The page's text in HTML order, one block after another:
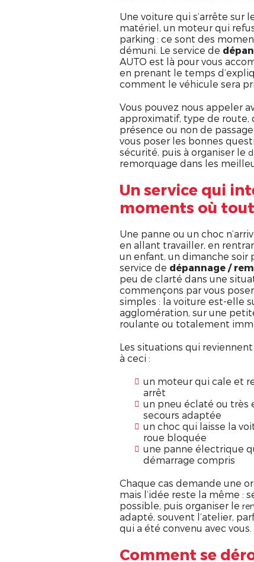
Une voiture qui s’arrête sur
matériel, un moteur qui
parking : ce sont des
démuni. Le service de
AUTO est là pour vous
en prenant le temps
comment le véhicule sera
Vous pouvez nous appeler
approximatif, type de route,
présence ou non de
vous poser les bonnes
sécurité, puis à organiser le
remorquage dans les
Un service qui
moments où tout
Une panne ou un choc
en allant travailler, en
un enfant, un dimanche soir
service de dépannage /
peu de clarté dans une
commençons par vous
simples : la voiture est-elle
agglomération, sur une
roulante ou totalement
Les situations qui
à ceci :
un moteur qui cale et
arrêt
un pneu éclaté ou très
secours adaptée
un choc qui laisse la
roue bloquée
une panne électrique
démarrage compris
Chaque cas demande une
mais l’idée reste la même :
possible, puis organiser le
adapté, souvent l’atelier,
qui a été convenu avec vous.
Comment se